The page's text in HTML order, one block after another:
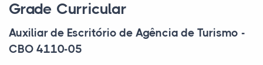
Grade Curricular
Auxiliar de Escritório de Agência de Turismo -
CBO 4110-05